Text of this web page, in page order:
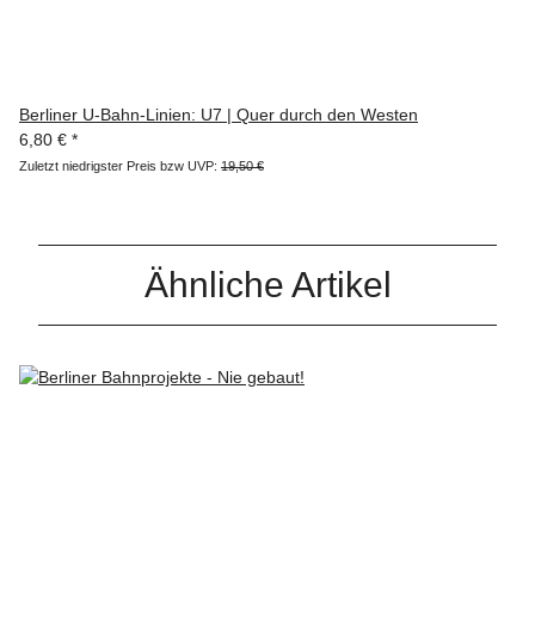
Berliner U-Bahn-Linien: U7 | Quer durch den Westen
6,80 € *
Zuletzt niedrigster Preis bzw UVP: 19,50 €
Ähnliche Artikel